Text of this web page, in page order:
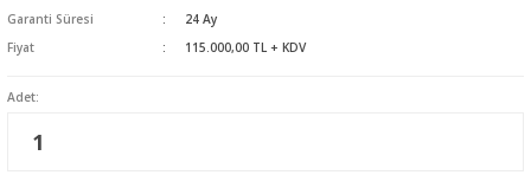
Garanti Süresi
24 Ay
Fiyat
115.000,00 TL + KDV
Adet: